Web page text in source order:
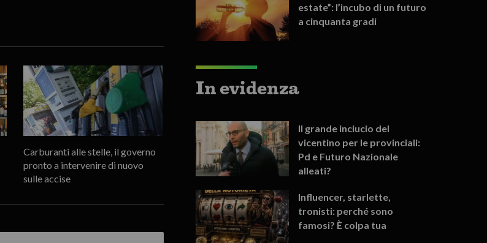
Carburanti alle stelle, il governo
pronto a intervenire di nuovo
sulle accise
estate”: l’incubo di un futuro
a cinquanta gradi
In evidenza
Il grande inciucio del
vicentino per le provinciali:
Pd e Futuro Nazionale
alleati?
Influencer, starlette,
tronisti: perché sono
famosi? È colpa tua